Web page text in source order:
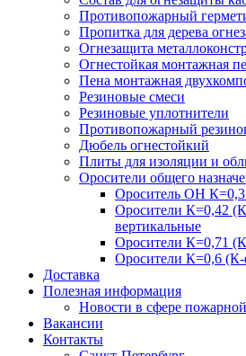
Противопожарный
Пропитка для дерева
Огнезащита
Огнестойкая монтажная
Пена монтажная
Резиновые смеси
Резиновые уплотнители
Противопожарный
Дюбель огнестойкий
Плиты для изоляции и
Оросители общего
Ороситель ОН
Оросители К=0,42
вертикальные
Оросители К=0,71
Оросители К=0,6
Доставка
Полезная информация
Новости в сфере
Вакансии
Контакты